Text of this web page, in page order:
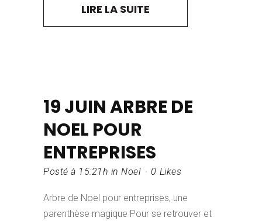
LIRE LA SUITE
19 JUINARBRE DE
NOEL POUR
ENTREPRISES
Posté à 15:21h in Noel 0 Likes
Arbre de Noel pour entreprises, une
parenthèse magique Pour se retrouver et